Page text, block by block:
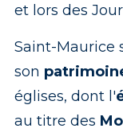
et lors des
Saint-Maurice
son
églises, dont l'
au titre des